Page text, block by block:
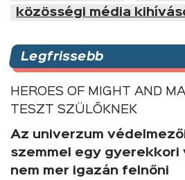
közösségi média
Legfrissebb
HEROES OF MIGHT AND
TESZT SZÜLŐKNEK
Az univerzum
szemmel egy gyerekkori
nem mer igazán felnőni